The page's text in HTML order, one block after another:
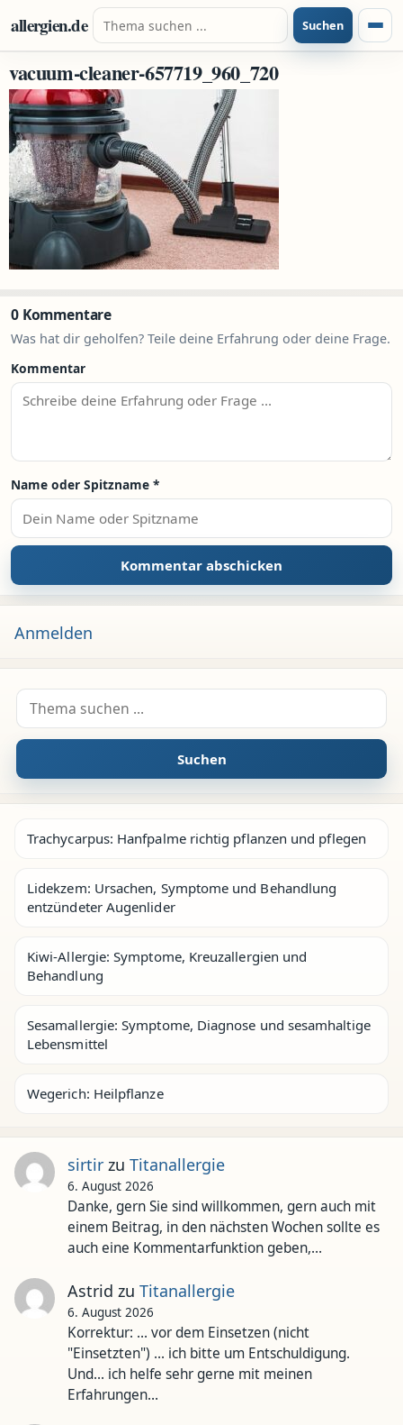
Zum Inhalt springen
allergien.de Suche nach: Suchen
vacuum-cleaner-657719_960_720
0 Kommentare
Was hat dir geholfen? Teile deine Erfahrung oder deine Frage.
Kommentar
Name oder Spitzname *
Anmelden
Suche nach:
Suchen
Trachycarpus: Hanfpalme richtig pflanzen und pflegen
Lidekzem: Ursachen, Symptome und Behandlung
entzündeter Augenlider
Kiwi-Allergie: Symptome, Kreuzallergien und
Behandlung
Sesamallergie: Symptome, Diagnose und sesamhaltige
Lebensmittel
Wegerich: Heilpflanze
sirtirzu Titanallergie
6. August 2026
Danke, gern Sie sind willkommen, gern auch mit
einem Beitrag, in den nächsten Wochen sollte es
auch eine Kommentarfunktion geben,…
Astrid zu Titanallergie
6. August 2026
Korrektur: ... vor dem Einsetzen (nicht
"Einsetzten") ... ich bitte um Entschuldigung.
Und... ich helfe sehr gerne mit meinen
Erfahrungen…